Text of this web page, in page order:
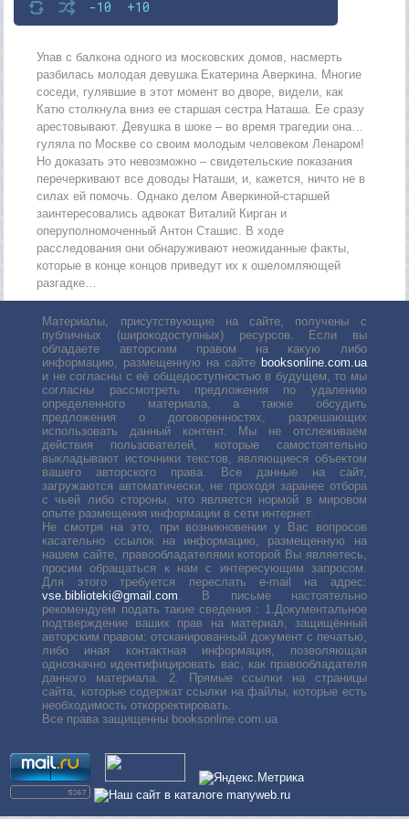
-10 +10
Упав с балкона одного из московских домов, насмерть
разбилась молодая девушка Екатерина Аверкина. Многие
соседи, гулявшие в этот момент во дворе, видели, как
Катю столкнула вниз ее старшая сестра Наташа. Ее сразу
арестовывают. Девушка в шоке – во время трагедии она…
гуляла по Москве со своим молодым человеком Ленаром!
Но доказать это невозможно – свидетельские показания
перечеркивают все доводы Наташи, и, кажется, ничто не в
силах ей помочь. Однако делом Аверкиной-старшей
заинтересовались адвокат Виталий Кирган и
оперуполномоченный Антон Сташис. В ходе
расследования они обнаруживают неожиданные факты,
которые в конце концов приведут их к ошеломляющей
разгадке…
Материалы, присутствующие на сайте, получены с
публичных (широкодоступных) ресурсов. Если вы
обладаете авторским правом на какую либо
информацию, размещенную на сайте booksonline.com.ua
и не согласны с её общедоступностью в будущем, то мы
согласны рассмотреть предложения по удалению
определенного материала, а также обсудить
предложения о договоренностях, разрешающих
использовать данный контент. Мы не отслеживаем
действия пользователей, которые самостоятельно
выкладывают источники текстов, являющиеся объектом
вашего авторского права. Все данные на сайт,
загружаются автоматически, не проходя заранее отбора
с чьей либо стороны, что является нормой в мировом
опыте размещения информации в сети интернет.
Не смотря на это, при возникновении у Вас вопросов
касательно ссылок на информацию, размещенную на
нашем сайте, правообладателями которой Вы являетесь,
просим обращаться к нам с интересующим запросом.
Для этого требуется переслать е-mail на адрес:
vse.biblioteki@gmail.com. В письме настоятельно
рекомендуем подать такие сведения : 1.Документальное
подтверждение ваших прав на материал, защищённый
авторским правом: отсканированный документ с печатью,
либо иная контактная информация, позволяющая
однозначно идентифицировать вас, как правообладателя
данного материала. 2. Прямые ссылки на страницы
сайта, которые содержат ссылки на файлы, которые есть
необходимость откорректировать.
Все права защищенны booksonline.com.ua